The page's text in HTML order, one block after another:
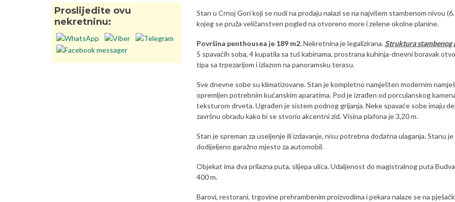
Proslijedite ovu
nekretninu:
Stan u Crnoj Gori koji se nudi na prodaju nalazi se na najvišem stambenom nivou
kojeg se pruža veličanstven pogled na otvoreno more i zelene okolne planine.
Površina penthousea je 189 m2.Nekretnina je legalizirana.Struktura stambenog
5 spavaćih soba, 4 kupatila sa tuš kabinama, prostrana kuhinja-dnevni boravak
tipa sa trpezarijom i izlazom na panoramsku terasu.
Sve dnevne sobe su klimatizovane. Stan je kompletno namješten modernim
opremljen potrebnim kućanskim aparatima. Pod je izrađen od porculanskog
teksturom drveta. Ugrađen je sistem podnog grijanja. Neke spavaće sobe imaju
završnu obradu kako bi se stvorio akcentni zid. Visina plafona je 3,20 m.
Stan je spreman za useljenje ili izdavanje, nisu potrebna dodatna ulaganja. Stanu je
dodijeljeno garažno mjesto za automobil.
Objekat ima dva prilazna puta, slijepa ulica. Udaljenost do magistralnog puta
400 m.
Barovi, restorani, trgovine prehrambenim proizvodima i pekara nalaze se na